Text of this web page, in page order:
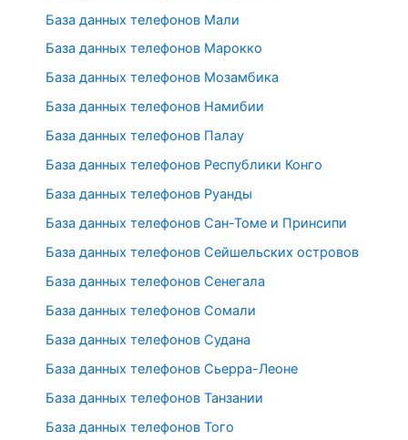
База данных телефонов Мали
База данных телефонов Марокко
База данных телефонов Мозамбика
База данных телефонов Намибии
База данных телефонов Палау
База данных телефонов Республики Конго
База данных телефонов Руанды
База данных телефонов Сан-Томе и Принсипи
База данных телефонов Сейшельских островов
База данных телефонов Сенегала
База данных телефонов Сомали
База данных телефонов Судана
База данных телефонов Сьерра-Леоне
База данных телефонов Танзании
База данных телефонов Того